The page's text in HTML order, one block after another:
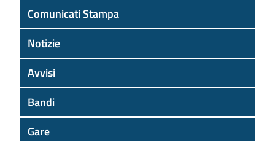
Comunicati Stampa
Notizie
Avvisi
Bandi
Gare